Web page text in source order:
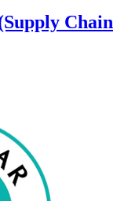
Chain